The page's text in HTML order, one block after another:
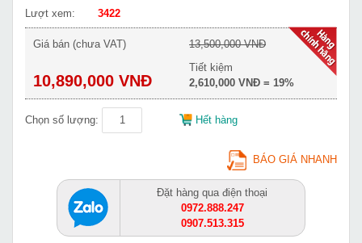
Lượt xem:
3422
Giá bán (chưa VAT)
10,890,000 VNĐ
13,500,000 VNĐ
Tiết kiệm
2,610,000 VNĐ = 19%
Chọn số lượng: Hết hàng
BÁO GIÁ NHANH
Đặt hàng qua điện thoại
0972.888.247
0907.513.315